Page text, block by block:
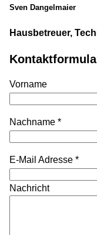
Sven Dangelmaier
Hausbetreuer,
Vorname
Nachname *
E-Mail Adresse *
Nachricht